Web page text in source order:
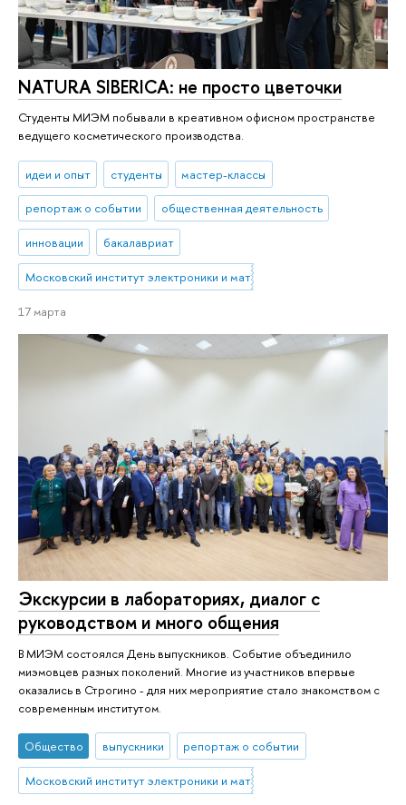
NATURA SIBERICA: не просто цветочки
Студенты МИЭМ побывали в креативном офисном пространстве
ведущего косметического производства.
идеи и опыт студенты мастер-классы
репортаж о событии общественная деятельность
инновации бакалавриат
Московский институт электроники и математики им. А.Н. Тихонова
17 марта
Экскурсии в лабораториях, диалог с
руководством и много общения
В МИЭМ состоялся День выпускников. Событие объединило
миэмовцев разных поколений. Многие из участников впервые
оказались в Строгино - для них мероприятие стало знакомством с
современным институтом.
Общество выпускники репортаж о событии
Московский институт электроники и математики им. А.Н. Тихонова